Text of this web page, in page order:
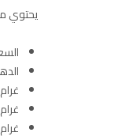
يحتوي
غرام
غرام